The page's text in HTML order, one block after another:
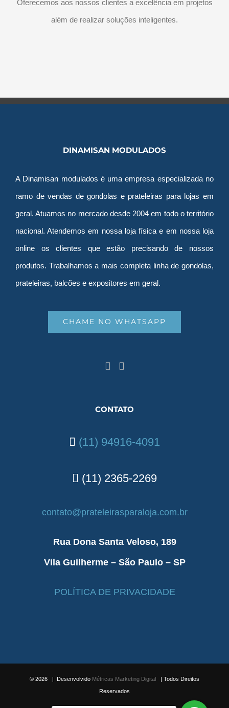
Oferecemos aos nossos clientes a excelência em projetos
além de realizar soluções inteligentes.
DINAMISAN MODULADOS
A Dinamisan modulados é uma empresa especializada no
ramo de vendas de gondolas e prateleiras para lojas em
geral. Atuamos no mercado desde 2004 em todo o território
nacional. Atendemos em nossa loja física e em nossa loja
online os clientes que estão precisando de nossos
produtos. Trabalhamos a mais completa linha de gondolas,
prateleiras, balcões e expositores em geral.
CHAME NO WHATSAPP
CONTATO
(11) 94916-4091
(11) 2365-2269
contato@prateleirasparaloja.com.br
Rua Dona Santa Veloso, 189
Vila Guilherme – São Paulo – SP
POLÍTICA DE PRIVACIDADE
© 2026 | Desenvolvido Métricas Marketing Digital | Todos Direitos
Reservados